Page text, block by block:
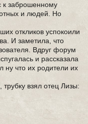
к заброшенному
и людей. Но
откликов успокоили
И заметила, что
Вдруг форум
и рассказала
что их родители их
взял отец Лизы: